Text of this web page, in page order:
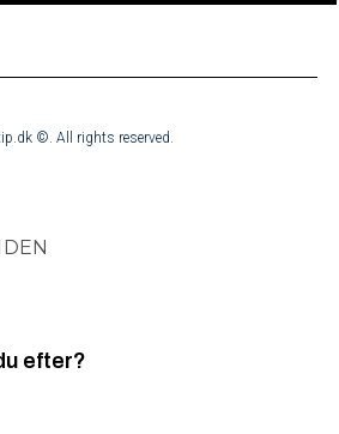
©. All rights reserved.